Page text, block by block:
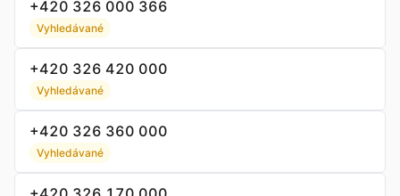
+420 326 000 366
Vyhledávané
+420 326 420 000
Vyhledávané
+420 326 360 000
Vyhledávané